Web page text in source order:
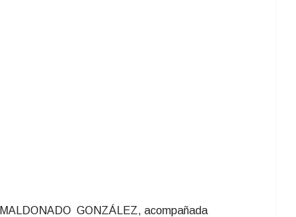
GONZÁLEZ, acompañada